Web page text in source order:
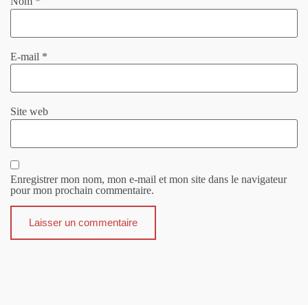
E-mail *
Site web
Enregistrer mon nom, mon e-mail et mon site dans le navigateur
pour mon prochain commentaire.